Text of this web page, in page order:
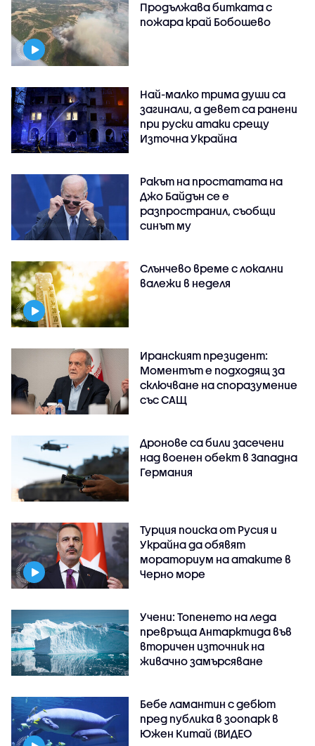
Продължава битката с
пожара край Бобошево
Най-малко трима души са
загинали, а девет са ранени
при руски атаки срещу
Източна Украйна
Ракът на простатата на
Джо Байдън се е
разпространил, съобщи
синът му
Слънчево време с локални
валежи в неделя
Иранският президент:
Моментът е подходящ за
сключване на споразумение
със САЩ
Дронове са били засечени
над военен обект в Западна
Германия
Турция поиска от Русия и
Украйна да обявят
мораториум на атаките в
Черно море
Учени: Топенето на леда
превръща Антарктида във
вторичен източник на
живачно замърсяване
Бебе ламантин с дебют
пред публика в зоопарк в
Южен Китай (ВИДЕО